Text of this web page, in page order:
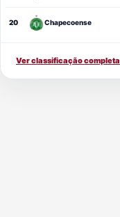
20 Chapecoense
Ver classificação completa